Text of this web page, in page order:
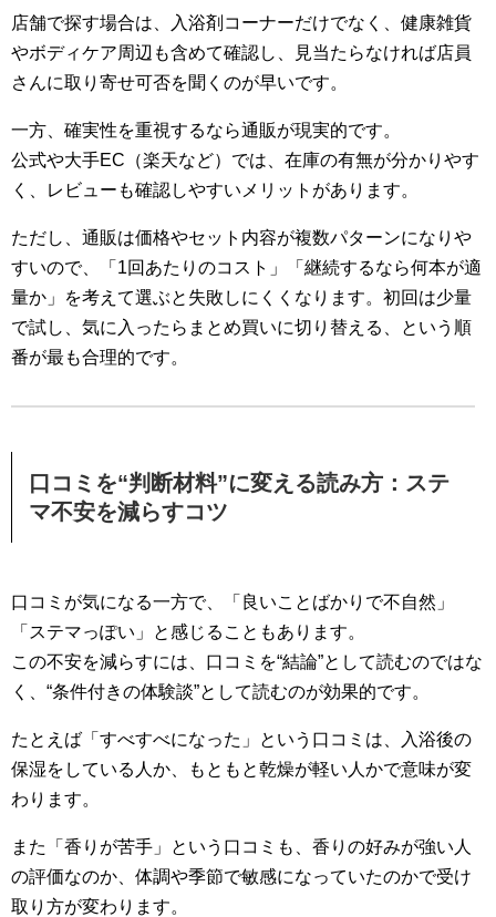
店舗で探す場合は、入浴剤コーナーだけでなく、健康雑貨
やボディケア周辺も含めて確認し、見当たらなければ店員
さんに取り寄せ可否を聞くのが早いです。
一方、確実性を重視するなら通販が現実的です。
公式や大手EC（楽天など）では、在庫の有無が分かりやす
く、レビューも確認しやすいメリットがあります。
ただし、通販は価格やセット内容が複数パターンになりや
すいので、「1回あたりのコスト」「継続するなら何本が適
量か」を考えて選ぶと失敗しにくくなります。初回は少量
で試し、気に入ったらまとめ買いに切り替える、という順
番が最も合理的です。
口コミを“判断材料”に変える読み方：ステ
マ不安を減らすコツ
口コミが気になる一方で、「良いことばかりで不自然」
「ステマっぽい」と感じることもあります。
この不安を減らすには、口コミを“結論”として読むのではな
く、“条件付きの体験談”として読むのが効果的です。
たとえば「すべすべになった」という口コミは、入浴後の
保湿をしている人か、もともと乾燥が軽い人かで意味が変
わります。
また「香りが苦手」という口コミも、香りの好みが強い人
の評価なのか、体調や季節で敏感になっていたのかで受け
取り方が変わります。